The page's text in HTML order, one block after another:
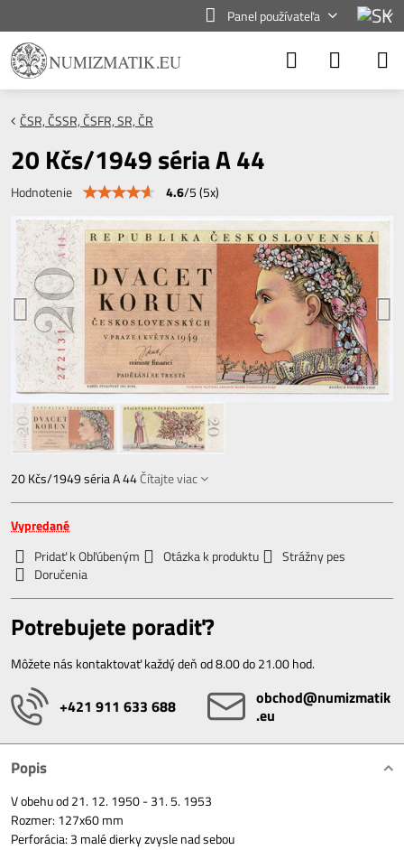
Panel používateľa
ČSR, ČSSR, ČSFR, SR, ČR
20 Kčs/1949 séria A 44
Hodnotenie 4.6/5(5x)
20 Kčs/1949 séria A 44Čítajte viac
Vypredané
Pridať k Obľúbeným
Otázka k produktu
Strážny pes
Doručenia
Potrebujete poradiť?
Môžete nás kontaktovať každý deň od 8.00 do 21.00 hod.
+421 911 633 688
obchod​@numizmatik​
.eu
Popis
V obehu od 21. 12. 1950 - 31. 5. 1953
Rozmer: 127x60 mm
Perforácia: 3 malé dierky zvysle nad sebou